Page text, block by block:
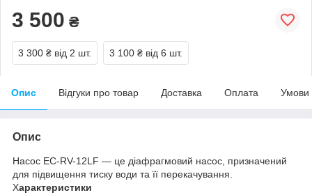
3 500 ₴
3 300 ₴ від 2 шт. 3 100 ₴ від 6 шт.
Опис Відгуки про товар Доставка Оплата Умови
Опис
Насос EC-RV-12LF — це діафрагмовий насос, призначений
для підвищення тиску води та її перекачування.
Характеристики